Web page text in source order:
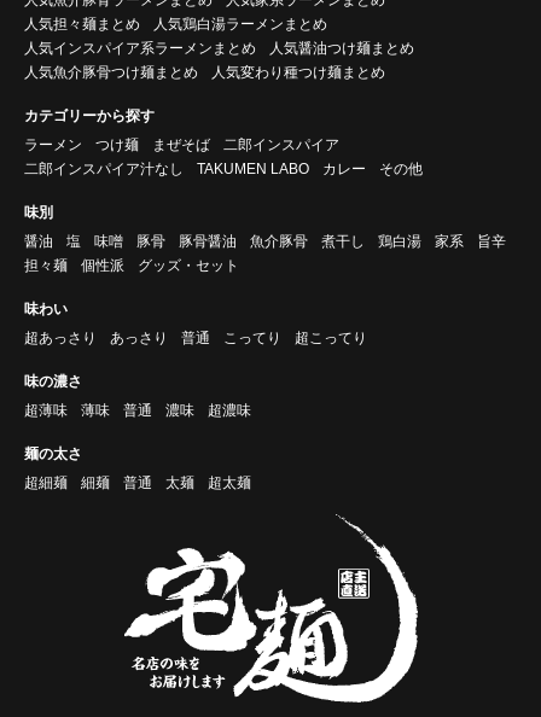
人気担々麺まとめ
人気鶏白湯ラーメンまとめ
人気インスパイア系ラーメンまとめ
人気醤油つけ麺まとめ
人気魚介豚骨つけ麺まとめ
人気変わり種つけ麺まとめ
カテゴリーから探す
ラーメン
つけ麺 まぜそば
二郎インスパイア
二郎インスパイア汁なし
TAKUMEN LABO カレー その他
味別
醤油
塩 味噌 豚骨 豚骨醤油 魚介豚骨 煮干し 鶏白湯 家系
旨辛
担々麺
個性派 グッズ・セット
味わい
超あっさり
あっさり 普通 こってり 超こってり
味の濃さ
超薄味
薄味 普通 濃味 超濃味
麺の太さ
超細麺
細麺 普通 太麺 超太麺